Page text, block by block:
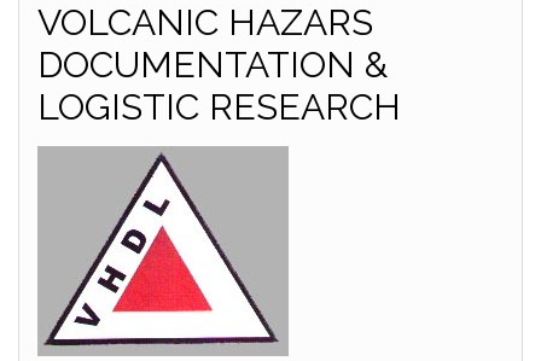
VOLCANIC HAZARS
DOCUMENTATION &
LOGISTIC RESEARCH